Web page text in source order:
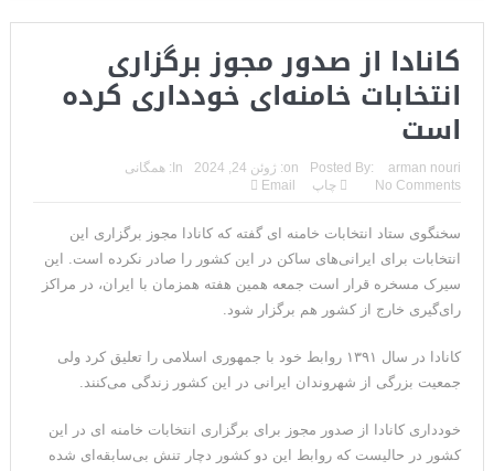
کانادا از صدور مجوز برگزاری
انتخابات خامنه‌ای خودداری کرده
است
Posted By: arman nouri
on: ژوئن 24, 2024 In:
همگانی
No Comments
چاپ Email
سخنگوی ستاد انتخابات خامنه ای گفته که کانادا مجوز برگزاری این
انتخابات برای ایرانی‌های ساکن در این کشور را صادر نکرده است. این
سیرک مسخره قرار است جمعه همین هفته همزمان با ایران، در مراکز
رای‌گیری خارج از کشور هم برگزار شود.
کانادا در سال ۱۳۹۱ روابط خود با جمهوری اسلامی را تعلیق کرد ولی
جمعیت بزرگی از شهروندان ایرانی در این کشور زندگی می‌کنند.
خودداری کانادا از صدور مجوز برای برگزاری انتخابات خامنه ای در این
کشور در حالیست که روابط این دو کشور دچار تنش بی‌سابقه‌ای شده